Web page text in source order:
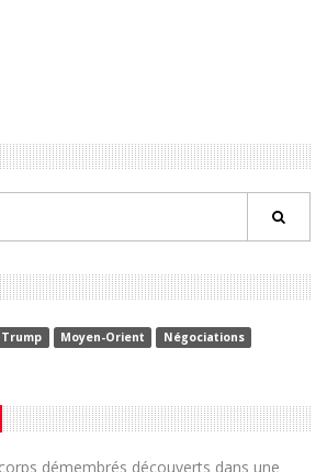
Moyen-Orient
Négociations
démembrés découverts dans une